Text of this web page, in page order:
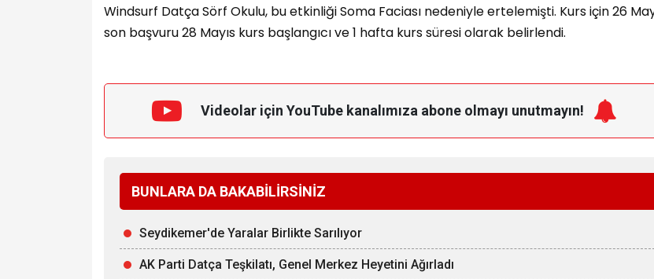
Windsurf Datça Sörf Okulu, bu etkinliği Soma Faciası nedeniyle ertelemişti. Kurs için 26
son başvuru 28 Mayıs kurs başlangıcı ve 1 hafta kurs süresi olarak belirlendi.
Videolar için YouTube kanalımıza abone olmayı unutmayın!
BUNLARA DA BAKABİLİRSİNİZ
Seydikemer'de Yaralar Birlikte Sarılıyor
AK Parti Datça Teşkilatı, Genel Merkez Heyetini Ağırladı